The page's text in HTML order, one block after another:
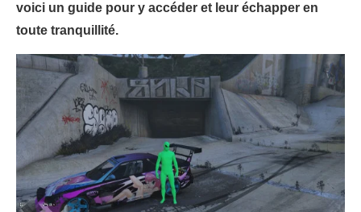
voici un guide pour y accéder et leur échapper en
toute tranquillité.